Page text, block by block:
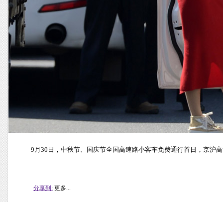
9月30日，中秋节、国庆节全国高速路小客车免费通行首日，京沪
分享到: 更多...